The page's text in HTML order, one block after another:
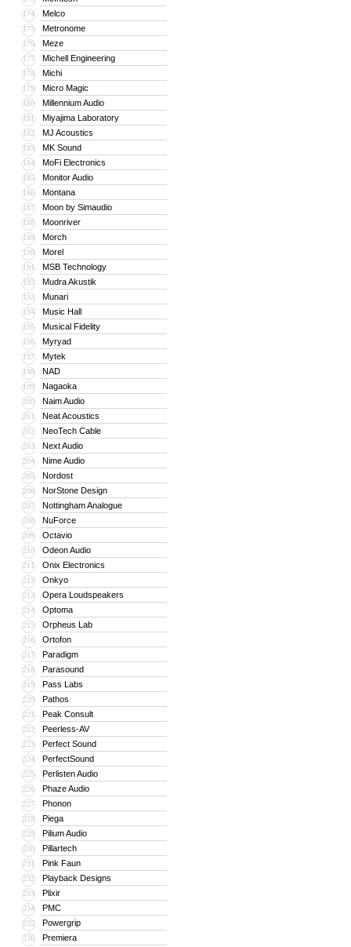
174 Melco
175 Metronome
176 Meze
177 Michell Engineering
178 Michi
179 Micro Magic
180 Millennium Audio
181 Miyajima Laboratory
182 MJ Acoustics
183 MK Sound
184 MoFi Electronics
185 Monitor Audio
186 Montana
187 Moon by Simaudio
188 Moonriver
189 Morch
190 Morel
191 MSB Technology
192 Mudra Akustik
193 Munari
194 Music Hall
195 Musical Fidelity
196 Myryad
197 Mytek
198 NAD
199 Nagaoka
200 Naim Audio
201 Neat Acoustics
202 NeoTech Cable
203 Next Audio
204 Nime Audio
205 Nordost
206 NorStone Design
207 Nottingham Analogue
208 NuForce
209 Octavio
210 Odeon Audio
211 Onix Electronics
212 Onkyo
213 Opera Loudspeakers
214 Optoma
215 Orpheus Lab
216 Ortofon
217 Paradigm
218 Parasound
219 Pass Labs
220 Pathos
221 Peak Consult
222 Peerless-AV
223 Perfect Sound
224 PerfectSound
225 Perlisten Audio
226 Phaze Audio
227 Phonon
228 Piega
229 Pilium Audio
230 Pillartech
231 Pink Faun
232 Playback Designs
233 Plixir
234 PMC
235 Powergrip
236 Premiera